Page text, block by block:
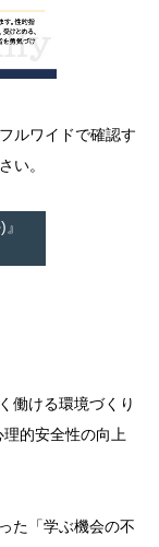
ルワイドで確認す
い。
働ける環境づくり
的安全性の向上
た「学ぶ機会の不